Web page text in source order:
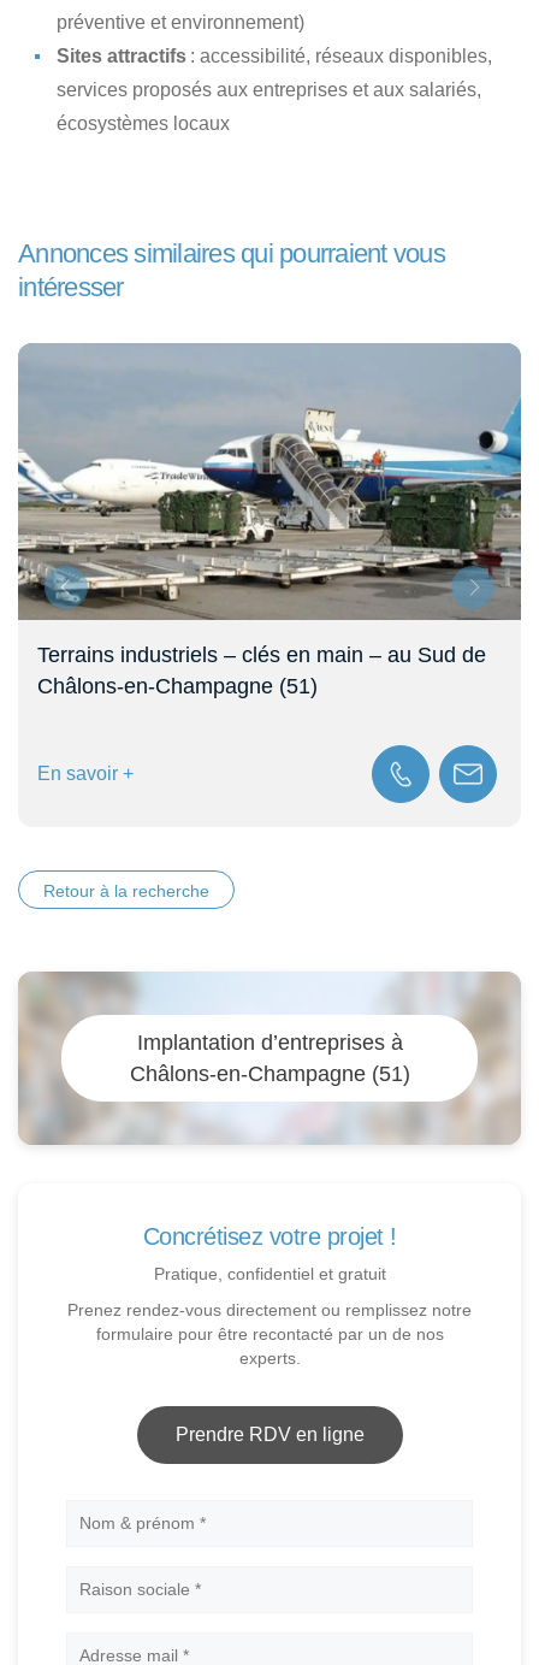
préventive et environnement)
Sites attractifs : accessibilité, réseaux disponibles,
services proposés aux entreprises et aux salariés,
écosystèmes locaux
Annonces similaires qui pourraient vous
intéresser
Terrains à vendre en zone artisanale – Châlons
Agglo (51)
En savoir +
Retour à la recherche
Implantation d’entreprises à
Châlons-en-Champagne (51)
Concrétisez votre projet !
Pratique, confidentiel et gratuit
Prenez rendez-vous directement ou remplissez notre
formulaire pour être recontacté par un de nos
experts.
Prendre RDV en ligne
Nom